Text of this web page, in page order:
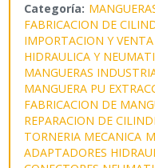
Categoría:
FABRICACION DE
IMPORTACION Y
HIDRAULICA Y
MANGUERAS
MANGUERA PU
FABRICACION DE
REPARACION DE
TORNERIA MECANICA
ADAPTADORES